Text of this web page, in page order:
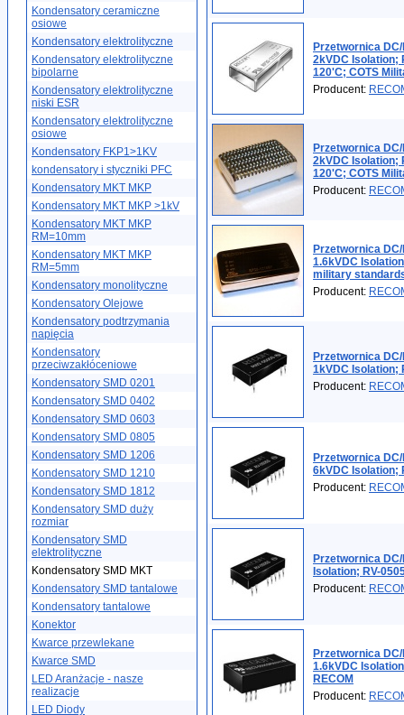
Kondensatory ceramiczne
osiowe
Kondensatory elektrolityczne
Kondensatory elektrolityczne
bipolarne
Kondensatory elektrolityczne
niski ESR
Kondensatory elektrolityczne
osiowe
Kondensatory FKP1>1KV
kondensatory i styczniki PFC
Kondensatory MKT MKP
Kondensatory MKT MKP >1kV
Kondensatory MKT MKP
RM=10mm
Kondensatory MKT MKP
RM=5mm
Kondensatory monolityczne
Kondensatory Olejowe
Kondensatory podtrzymania
napięcia
Kondensatory
przeciwzakłóceniowe
Kondensatory SMD 0201
Kondensatory SMD 0402
Kondensatory SMD 0603
Kondensatory SMD 0805
Kondensatory SMD 1206
Kondensatory SMD 1210
Kondensatory SMD 1812
Kondensatory SMD duży
rozmiar
Kondensatory SMD
elektrolityczne
Kondensatory SMD MKT
Kondensatory SMD tantalowe
Kondensatory tantalowe
Konektor
Kwarce przewlekane
Kwarce SMD
LED Aranżacje - nasze
realizacje
LED Diody
Przetwornica
2kVDC Isolation;
120'C; COTS
Producent:
Przetwornica
2kVDC Isolation;
120'C; COTS
Producent:
Przetwornica
1.6kVDC
military
Producent:
Przetwornica DC/
1kVDC Isolation;
Producent:
Przetwornica DC/
6kVDC Isolation;
Producent:
Przetwornica
Isolation; RV-
Producent:
Przetwornica
1.6kVDC
RECOM
Producent: